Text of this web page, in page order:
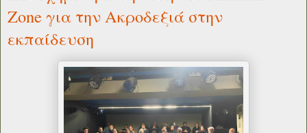
Zone για την Ακροδεξιά στην
εκπαίδευση